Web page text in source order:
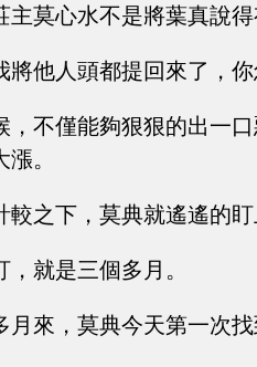
主莫心水不是將葉真說
將他人頭都提回來了，
，不僅能夠狠狠的出一
。
較之下，莫典就遙遙的
，就是三個多月。
月來，莫典今天第一次